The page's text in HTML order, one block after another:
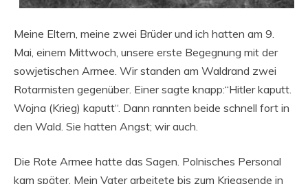
Meine Eltern, meine zwei Brüder und ich hatten am 9.
Mai, einem Mittwoch, unsere erste Begegnung mit der
sowjetischen Armee. Wir standen am Waldrand zwei
Rotarmisten gegenüber. Einer sagte knapp:“Hitler kaputt.
Wojna (Krieg) kaputt“. Dann rannten beide schnell fort in
den Wald. Sie hatten Angst; wir auch.
Die Rote Armee hatte das Sagen. Polnisches Personal
kam später. Mein Vater arbeitete bis zum Kriegsende in